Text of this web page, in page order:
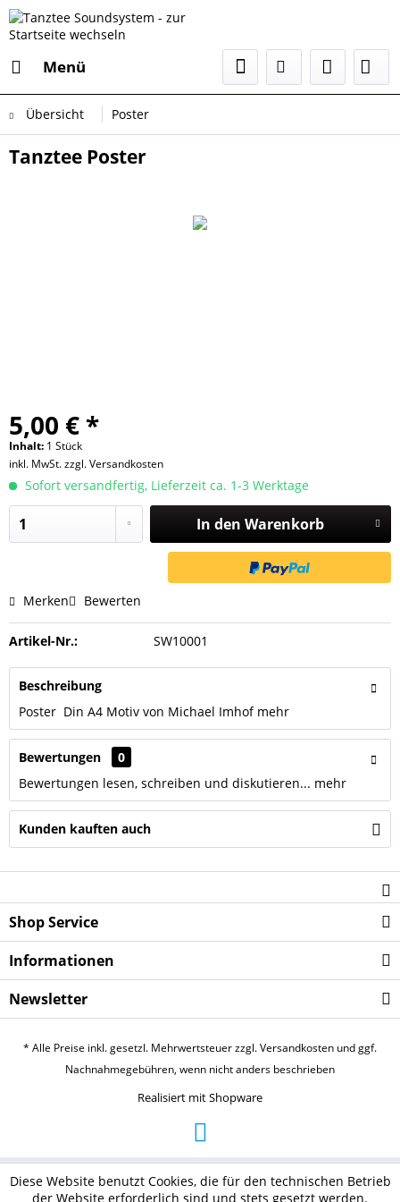
Menü
Übersicht Poster
Tanztee Poster
5,00 € *
Inhalt: 1 Stück
inkl. MwSt.zzgl. Versandkosten
Sofort versandfertig, Lieferzeit ca. 1-3 Werktage
In den Warenkorb
Merken Bewerten
Artikel-Nr.: SW10001
Beschreibung
Poster Din A4 Motiv von Michael Imhof mehr
Bewertungen
0
Bewertungen lesen, schreiben und diskutieren... mehr
Kunden kauften auch
Shop Service
Informationen
Newsletter
* Alle Preise inkl. gesetzl. Mehrwertsteuer zzgl.Versandkosten und ggf.
Nachnahmegebühren, wenn nicht anders beschrieben
Realisiert mit Shopware
Diese Website benutzt Cookies, die für den technischen Betrieb
der Website erforderlich sind und stets gesetzt werden.